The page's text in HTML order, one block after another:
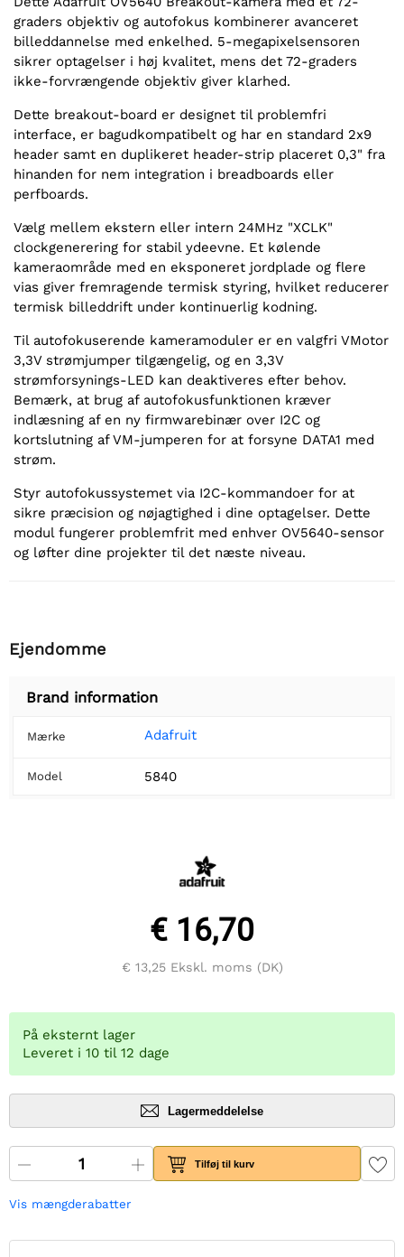
graders objektiv og autofokus kombinerer avanceret
billeddannelse med enkelhed. 5-megapixelsensoren
sikrer optagelser i høj kvalitet, mens det 72-graders
ikke-forvrængende objektiv giver klarhed.
Dette breakout-board er designet til problemfri
interface, er bagudkompatibelt og har en standard 2x9
header samt en duplikeret header-strip placeret 0,3" fra
hinanden for nem integration i breadboards eller
perfboards.
Vælg mellem ekstern eller intern 24MHz "XCLK"
clockgenerering for stabil ydeevne. Et kølende
kameraområde med en eksponeret jordplade og flere
vias giver fremragende termisk styring, hvilket reducerer
termisk billeddrift under kontinuerlig kodning.
Til autofokuserende kameramoduler er en valgfri VMotor
3,3V strømjumper tilgængelig, og en 3,3V
strømforsynings-LED kan deaktiveres efter behov.
Bemærk, at brug af autofokusfunktionen kræver
indlæsning af en ny firmwarebinær over I2C og
kortslutning af VM-jumperen for at forsyne DATA1 med
strøm.
Styr autofokussystemet via I2C-kommandoer for at
sikre præcision og nøjagtighed i dine optagelser. Dette
modul fungerer problemfrit med enhver OV5640-sensor
og løfter dine projekter til det næste niveau.
Ejendomme
Brand information
Mærke Adafruit
Model 5840
€ 16,70
€ 13,25Ekskl. moms (DK)
På eksternt lager
Leveret i 10 til 12 dage
Lagermeddelelse
Tilføj til kurv
Vis mængderabatter